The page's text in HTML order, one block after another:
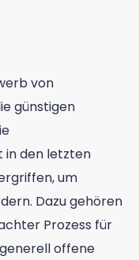
von
günstigen
in den letzten
um
Dazu gehören
Prozess für
offene